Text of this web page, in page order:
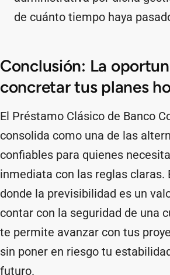
de cuánto tiempo haya
Conclusión: La
concretar tus planes
El Préstamo Clásico de Banco
consolida como una de las
confiables para quienes
inmediata con las reglas claras.
donde la previsibilidad es un
contar con la seguridad de una
te permite avanzar con tus
sin poner en riesgo tu
futuro.